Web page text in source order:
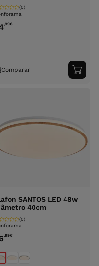
(0)
,99€
Comparar
ao
SANTOS LED 48w
40cm
(0)
,99€